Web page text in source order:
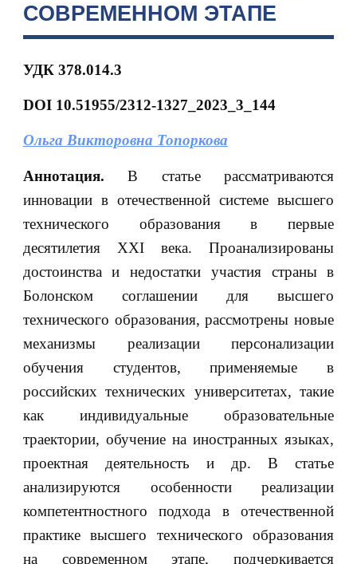
СОВРЕМЕННОМ ЭТАПЕ
УДК 378.014.3
DOI 10.51955/2312-1327_2023_3_144
Ольга Викторовна Топоркова
Аннотация. В статье рассматриваются
инновации в отечественной системе высшего
технического образования в первые
десятилетия XXI века. Проанализированы
достоинства и недостатки участия страны в
Болонском соглашении для высшего
технического образования, рассмотрены новые
механизмы реализации персонализации
обучения студентов, применяемые в
российских технических университетах, такие
как индивидуальные образовательные
траектории, обучение на иностранных языках,
проектная деятельность и др. В статье
анализируются особенности реализации
компетентностного подхода в отечественной
практике высшего технического образования
на современном этапе, подчеркивается